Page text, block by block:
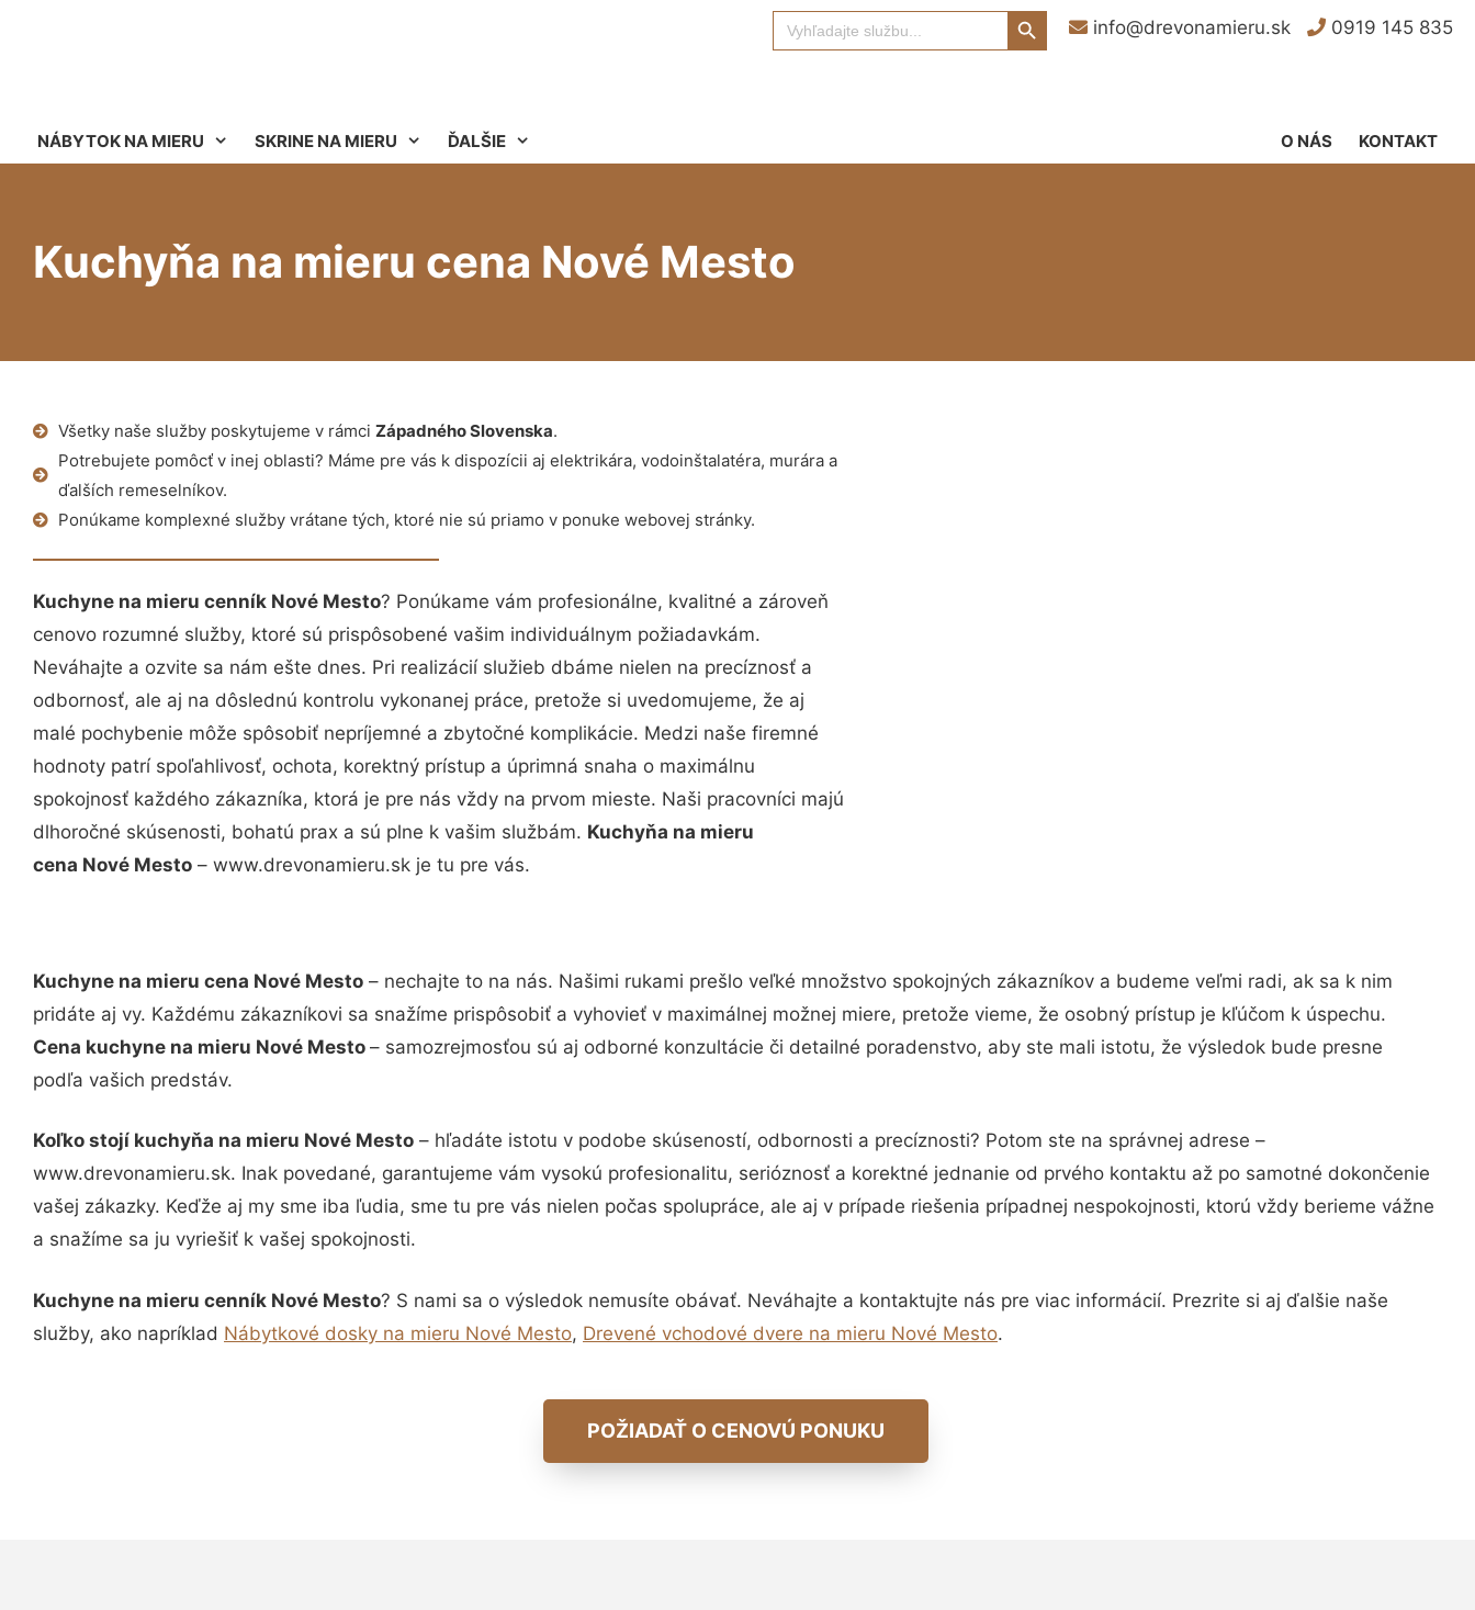
info@drevonamieru.sk 0919 145 835
Search
for:
Search Button
NÁBYTOK NA MIERU SKRINE NA MIERU ĎALŠIE KONTAKT
O NÁS
Kuchyňa na mieru cena Nové Mesto
Všetky naše služby poskytujeme v rámci Západného Slovenska.
Potrebujete pomôcť v inej oblasti? Máme pre vás k dispozícii aj elektrikára, vodoinštalatéra, murára a
ďalších remeselníkov.
Ponúkame komplexné služby vrátane tých, ktoré nie sú priamo v ponuke webovej stránky.
Kuchyne na mieru cenník Nové Mesto? Ponúkame vám profesionálne, kvalitné a zároveň
cenovo rozumné služby, ktoré sú prispôsobené vašim individuálnym požiadavkám.
Neváhajte a ozvite sa nám ešte dnes. Pri realizácií služieb dbáme nielen na precíznosť a
odbornosť, ale aj na dôslednú kontrolu vykonanej práce, pretože si uvedomujeme, že aj
malé pochybenie môže spôsobiť nepríjemné a zbytočné komplikácie. Medzi naše firemné
hodnoty patrí spoľahlivosť, ochota, korektný prístup a úprimná snaha o maximálnu
spokojnosť každého zákazníka, ktorá je pre nás vždy na prvom mieste. Naši pracovníci majú
dlhoročné skúsenosti, bohatú prax a sú plne k vašim službám. Kuchyňa na mieru
cena Nové Mesto – www.drevonamieru.sk je tu pre vás.
Kuchyne na mieru cena Nové Mesto – nechajte to na nás. Našimi rukami prešlo veľké množstvo spokojných zákazníkov a budeme veľmi radi, ak sa k nim
pridáte aj vy. Každému zákazníkovi sa snažíme prispôsobiť a vyhovieť v maximálnej možnej miere, pretože vieme, že osobný prístup je kľúčom k úspechu.
Cena kuchyne na mieru Nové Mesto – samozrejmosťou sú aj odborné konzultácie či detailné poradenstvo, aby ste mali istotu, že výsledok bude presne
podľa vašich predstáv.
Koľko stojí kuchyňa na mieru Nové Mesto – hľadáte istotu v podobe skúseností, odbornosti a precíznosti? Potom ste na správnej adrese –
www.drevonamieru.sk. Inak povedané, garantujeme vám vysokú profesionalitu, serióznosť a korektné jednanie od prvého kontaktu až po samotné dokončenie
vašej zákazky. Keďže aj my sme iba ľudia, sme tu pre vás nielen počas spolupráce, ale aj v prípade riešenia prípadnej nespokojnosti, ktorú vždy berieme vážne
a snažíme sa ju vyriešiť k vašej spokojnosti.
Kuchyne na mieru cenník Nové Mesto? S nami sa o výsledok nemusíte obávať. Neváhajte a kontaktujte nás pre viac informácií. Prezrite si aj ďalšie naše
služby, ako napríklad Nábytkové dosky na mieru Nové Mesto, Drevené vchodové dvere na mieru Nové Mesto.
POŽIADAŤ O CENOVÚ PONUKU